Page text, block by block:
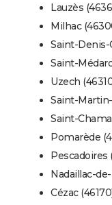
Lauzès
Milhac
Saint-Denis-
Saint-
Uzech
Saint-
Saint-
Pomarède
Pescadoires
Nadaillac-
Cézac